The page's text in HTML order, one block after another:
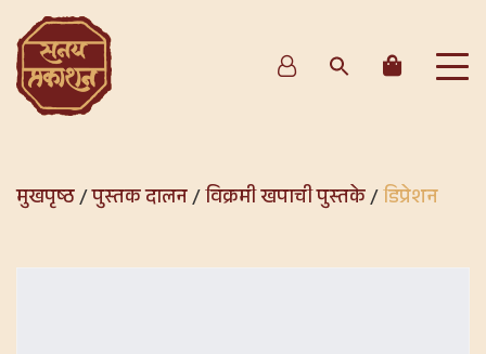
मुखपृष्ठ/पुस्तक दालन/विक्रमी खपाची पुस्तके/डिप्रेशन